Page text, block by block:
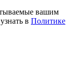
вашим
в Политике